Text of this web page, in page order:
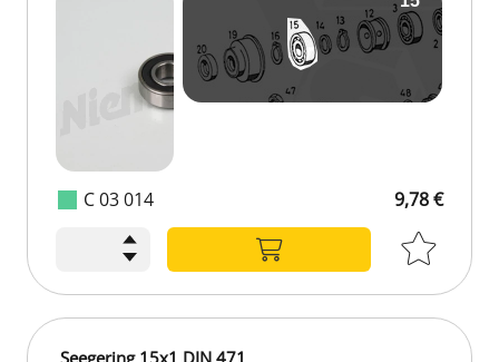
C 03 014 9,78 €
Seegering 15x1 DIN 471